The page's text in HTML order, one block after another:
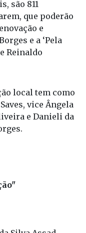
são 811
que poderão
e a ‘Pela
Reinaldo
vice Ângela
e Danieli da